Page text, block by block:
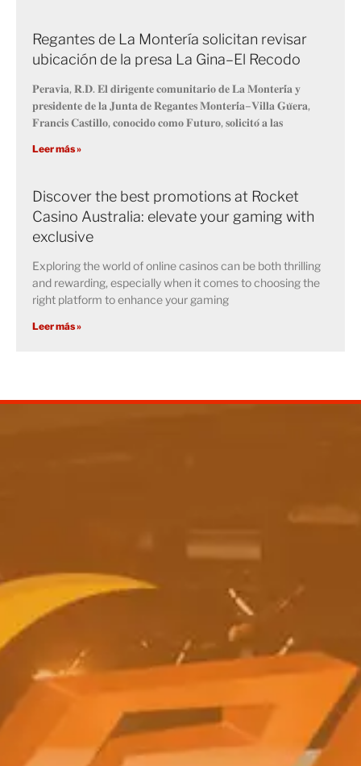
Regantes de La Montería solicitan revisar
ubicación de la presa La Gina–El Recodo
𝐏𝐞𝐫𝐚𝐯𝐢𝐚, 𝐑.𝐃. 𝐄𝐥 𝐝𝐢𝐫𝐢𝐠𝐞𝐧𝐭𝐞 𝐜𝐨𝐦𝐮𝐧𝐢𝐭𝐚𝐫𝐢𝐨 𝐝𝐞 𝐋𝐚 𝐌𝐨𝐧𝐭𝐞𝐫𝐢́𝐚 𝐲
𝐩𝐫𝐞𝐬𝐢𝐝𝐞𝐧𝐭𝐞 𝐝𝐞 𝐥𝐚 𝐉𝐮𝐧𝐭𝐚 𝐝𝐞 𝐑𝐞𝐠𝐚𝐧𝐭𝐞𝐬 𝐌𝐨𝐧𝐭𝐞𝐫𝐢́𝐚–𝐕𝐢𝐥𝐥𝐚 𝐆𝐮̈𝐞𝐫𝐚,
𝐅𝐫𝐚𝐧𝐜𝐢𝐬 𝐂𝐚𝐬𝐭𝐢𝐥𝐥𝐨, 𝐜𝐨𝐧𝐨𝐜𝐢𝐝𝐨 𝐜𝐨𝐦𝐨 𝐅𝐮𝐭𝐮𝐫𝐨, 𝐬𝐨𝐥𝐢𝐜𝐢𝐭𝐨́ 𝐚 𝐥𝐚𝐬
Leer más »
Discover the best promotions at Rocket
Casino Australia: elevate your gaming with
exclusive
Exploring the world of online casinos can be both thrilling
and rewarding, especially when it comes to choosing the
right platform to enhance your gaming
Leer más »